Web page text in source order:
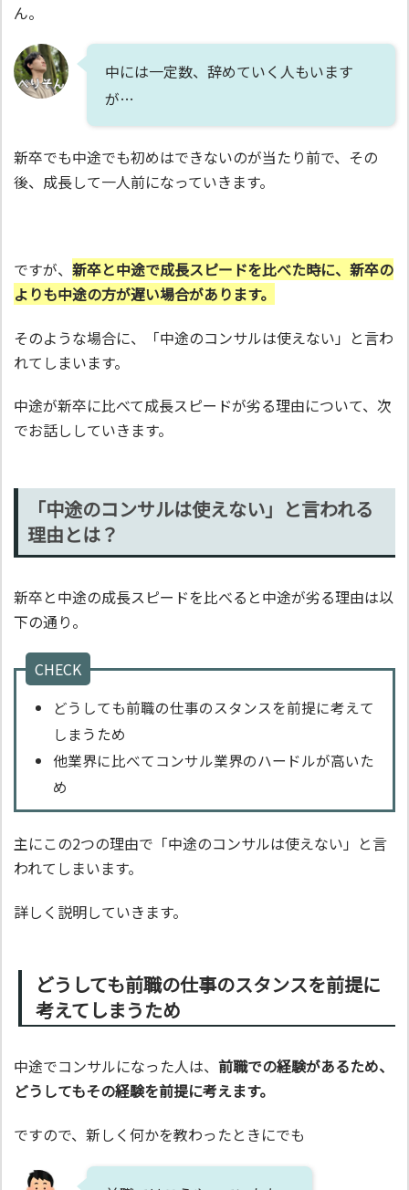
ん。
中には一定数、辞めていく人もいます
が…
新卒でも中途でも初めはできないのが当たり前で、その
後、成長して一人前になっていきます。
ですが、 新卒と中途で成長スピードを比べた時に、新卒の
よりも中途の方が遅い場合があります。
そのような場合に、「中途のコンサルは使えない」と言わ
れてしまいます。
中途が新卒に比べて成長スピードが劣る理由について、次
でお話ししていきます。
「中途のコンサルは使えない」と言われる
理由とは？
新卒と中途の成長スピードを比べると中途が劣る理由は以
下の通り。
CHECK
どうしても前職の仕事のスタンスを前提に考えて
しまうため
他業界に比べてコンサル業界のハードルが高いた
め
主にこの2つの理由で「中途のコンサルは使えない」と言
われてしまいます。
詳しく説明していきます。
どうしても前職の仕事のスタンスを前提に
考えてしまうため
中途でコンサルになった人は、 前職での経験があるため、
どうしてもその経験を前提に考えます。
ですので、新しく何かを教わったときにでも